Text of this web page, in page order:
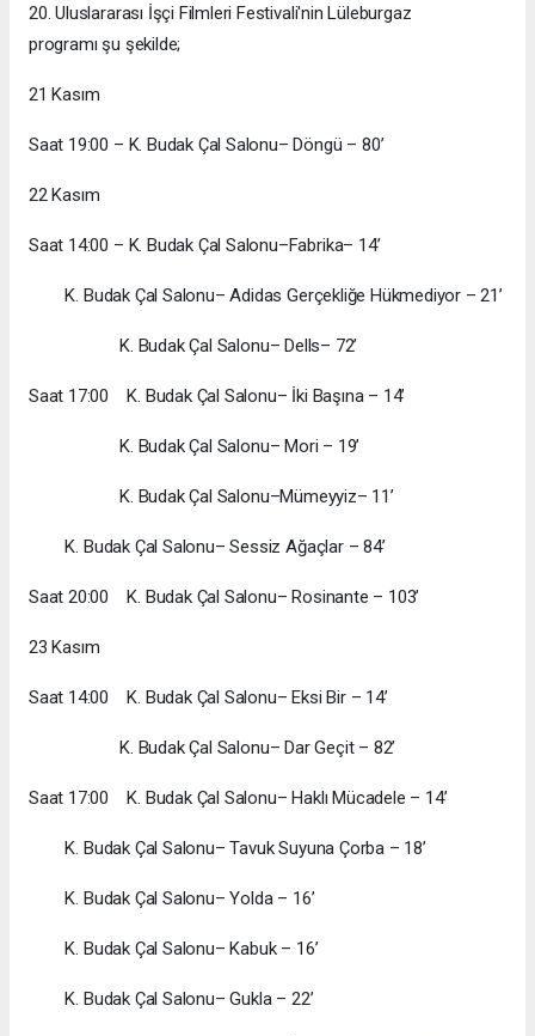
20. Uluslararası İşçi Filmleri Festivali'nin Lüleburgaz
programı şu şekilde;
21 Kasım
Saat 19:00 – K. Budak Çal Salonu– Döngü – 80’
22 Kasım
Saat 14:00 – K. Budak Çal Salonu–Fabrika– 14’
K. Budak Çal Salonu– Adidas Gerçekliğe Hükmediyor – 21’
K. Budak Çal Salonu– Dells– 72’
Saat 17:00 K. Budak Çal Salonu– İki Başına – 14’
K. Budak Çal Salonu– Mori – 19’
K. Budak Çal Salonu–Mümeyyiz– 11’
K. Budak Çal Salonu– Sessiz Ağaçlar – 84’
Saat 20:00 K. Budak Çal Salonu– Rosinante – 103’
23 Kasım
Saat 14:00 K. Budak Çal Salonu– Eksi Bir – 14’
K. Budak Çal Salonu– Dar Geçit – 82’
Saat 17:00 K. Budak Çal Salonu– Haklı Mücadele – 14’
K. Budak Çal Salonu– Tavuk Suyuna Çorba – 18’
K. Budak Çal Salonu– Yolda – 16’
K. Budak Çal Salonu– Kabuk – 16’
K. Budak Çal Salonu– Gukla – 22’